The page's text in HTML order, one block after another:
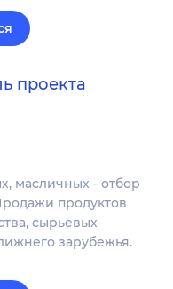
проекта
масличных - отбор
продуктов
сырьевых
зарубежья.